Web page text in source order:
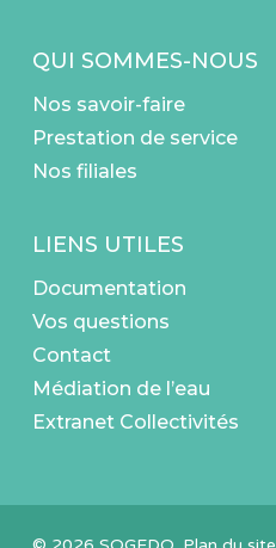
QUI SOMMES-NOUS
Nos savoir-faire
Prestation de service
Nos filiales
LIENS UTILES
Documentation
Vos questions
Contact
Médiation de l’eau
Extranet Collectivités